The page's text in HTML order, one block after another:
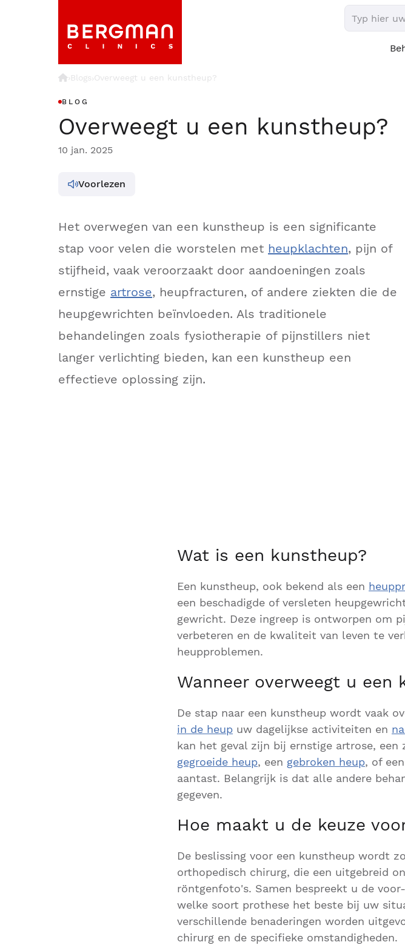
›Blogs›Overweegt u een kunstheup?
BLOG
Overweegt u een kunstheup?
10 jan. 2025
Voorlezen
Het overwegen van een kunstheup is een significante
stap voor velen die worstelen met heupklachten, pijn of
stijfheid, vaak veroorzaakt door aandoeningen zoals
ernstige artrose, heupfracturen, of andere ziekten die de
heupgewrichten beïnvloeden. Als traditionele
behandelingen zoals fysiotherapie of pijnstillers niet
langer verlichting bieden, kan een kunstheup een
effectieve oplossing zijn.
Wat is een kunstheup?
Een kunstheup, ook bekend als een
een beschadigde of versleten
gewricht. Deze ingreep is ontworpen om
verbeteren en de kwaliteit van leven te
heupproblemen.
Wanneer overweegt u een
De stap naar een kunstheup wordt vaak
in de heup uw dagelijkse activiteiten en
kan het geval zijn bij ernstige artrose,
gegroeide heup, een gebroken heup, of
aantast. Belangrijk is dat alle andere
gegeven.
Hoe maakt u de keuze
De beslissing voor een kunstheup wordt
orthopedisch chirurg, die een uitgebreid
röntgenfoto's. Samen bespreekt u de
welke soort prothese het beste bij uw
verschillende benaderingen worden
chirurg en de specifieke omstandigheden.